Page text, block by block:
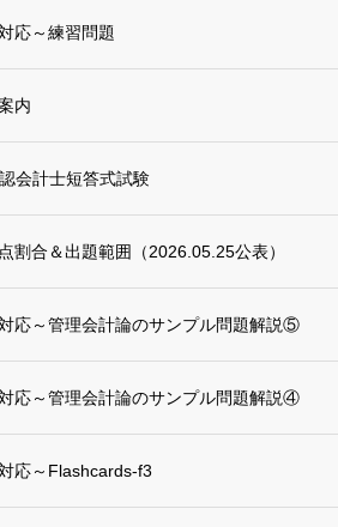
応～練習問題
内
会計士短答式試験
割合＆出題範囲（2026.05.25公表）
応～管理会計論のサンプル問題解説⑤
応～管理会計論のサンプル問題解説④
応～Flashcards-f3